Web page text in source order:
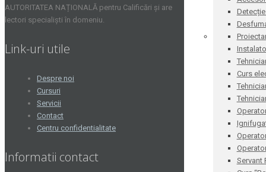
Curs
Servant
AUTORITATEA NAȚIONALĂ pentru Calificări și are
lectori specialiști în domeniu.
Link-uri utile
Despre noi
Cursuri
Servicii
Contact
Centru confidentialitate
Informatii contact